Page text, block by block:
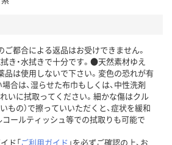
ご都合による返品はお受けできません。
き・水拭きで十分です。●天然素材ゆえ
品は使用しないで下さい。変色の恐れが有
合は、湿らせた布巾もしくは、中性洗剤
れいに拭取ってください。細かな傷はクル
もの）で擦っていいただくと、症状を緩和
ールティッシュ等での拭取りも可能で
ド「ご利用ガイド 」を必ずご確認の上、お